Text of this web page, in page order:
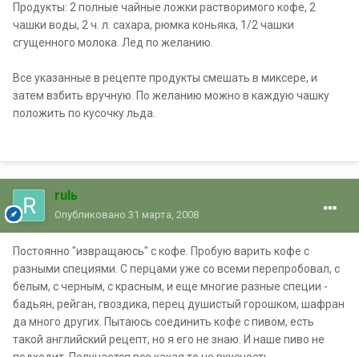
Продукты: 2 полные чайные ложки растворимого кофе, 2
чашки воды, 2 ч. л. сахара, рюмка коньяка, 1/2 чашки
сгущенного молока. Лед по желанию.
Все указанные в рецепте продукты смешать в миксере, и
затем взбить вручную. По желанию можно в каждую чашку
положить по кусочку льда.
rulь
Опубликовано 31 марта, 2008
Постоянно "извращаюсь" с кофе. Пробую варить кофе с
разными специями. С перцами уже со всеми перепробовал, с
белым, с черным, с красным, и еще многие разные специи -
бадьян, рейган, гвоздика, перец душистый горошком, шафран
да много других. Пытаюсь соединить кофе с пивом, есть
такой английский рецепт, но я его не знаю. И наше пиво не